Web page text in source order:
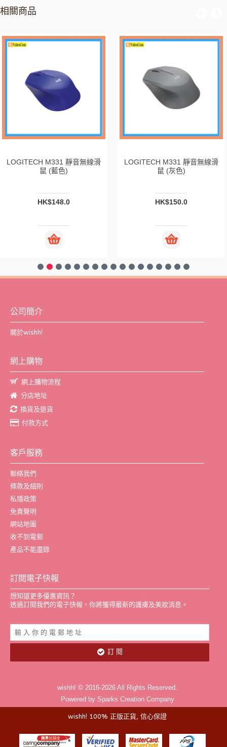
相關商品
無線滑
LOGITECH M331 靜音無線滑
[店取]
2.4G 無線鍵盤滑
HK$348.0
公司簡介
關於wishh!
網上購物
網上購物流程
分店地址
換貨及退貨
付款方式
客戶服務
聯絡我們
條款及細則
私隱政策
免責聲明
網站地圖
收不到電郵
產品不能盡錄
訂閱電子快報
想知道更多優惠資訊？
透過訂閱我們的電子快報，你將獲得最新的護膚及美妝消息。
訂 閱
wishh! © 2016-2026 All Rights Reserved.
Powered by Sparks Creation Company
wishh! 100% 正版正貨, 信心保證